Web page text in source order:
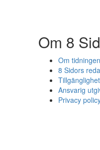
Om 8
Om
8 Sidors
Ansvarig
Privacy